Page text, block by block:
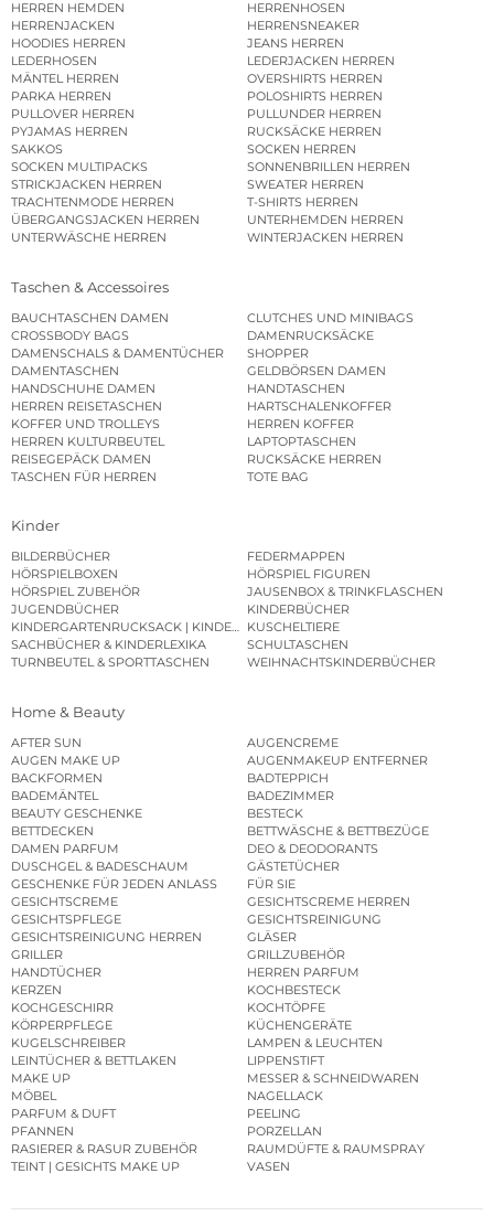
HERREN HEMDEN
HERRENHOSEN
HERRENJACKEN
HERRENSNEAKER
HOODIES HERREN
JEANS HERREN
LEDERHOSEN
LEDERJACKEN HERREN
MÄNTEL HERREN
OVERSHIRTS HERREN
PARKA HERREN
POLOSHIRTS HERREN
PULLOVER HERREN
PULLUNDER HERREN
PYJAMAS HERREN
RUCKSÄCKE HERREN
SAKKOS
SOCKEN HERREN
SOCKEN MULTIPACKS
SONNENBRILLEN HERREN
STRICKJACKEN HERREN
SWEATER HERREN
TRACHTENMODE HERREN
T-SHIRTS HERREN
ÜBERGANGSJACKEN HERREN
UNTERHEMDEN HERREN
UNTERWÄSCHE HERREN
WINTERJACKEN HERREN
Taschen & Accessoires
BAUCHTASCHEN DAMEN
CLUTCHES UND MINIBAGS
CROSSBODY BAGS
DAMENRUCKSÄCKE
DAMENSCHALS & DAMENTÜCHER
SHOPPER
DAMENTASCHEN
GELDBÖRSEN DAMEN
HANDSCHUHE DAMEN
HANDTASCHEN
HERREN REISETASCHEN
HARTSCHALENKOFFER
KOFFER UND TROLLEYS
HERREN KOFFER
HERREN KULTURBEUTEL
LAPTOPTASCHEN
REISEGEPÄCK DAMEN
RUCKSÄCKE HERREN
TASCHEN FÜR HERREN
TOTE BAG
Kinder
BILDERBÜCHER
FEDERMAPPEN
HÖRSPIELBOXEN
HÖRSPIEL FIGUREN
HÖRSPIEL ZUBEHÖR
JAUSENBOX & TRINKFLASCHEN
JUGENDBÜCHER
KINDERBÜCHER
KINDERGARTENRUCKSACK | KINDERGARTENBEUTEL
KUSCHELTIERE
SACHBÜCHER & KINDERLEXIKA
SCHULTASCHEN
TURNBEUTEL & SPORTTASCHEN
WEIHNACHTSKINDERBÜCHER
Home & Beauty
AFTER SUN
AUGENCREME
AUGEN MAKE UP
AUGENMAKEUP ENTFERNER
BACKFORMEN
BADTEPPICH
BADEMÄNTEL
BADEZIMMER
BEAUTY GESCHENKE
BESTECK
BETTDECKEN
BETTWÄSCHE & BETTBEZÜGE
DAMEN PARFUM
DEO & DEODORANTS
DUSCHGEL & BADESCHAUM
GÄSTETÜCHER
GESCHENKE FÜR JEDEN ANLASS
FÜR SIE
GESICHTSCREME
GESICHTSCREME HERREN
GESICHTSPFLEGE
GESICHTSREINIGUNG
GESICHTSREINIGUNG HERREN
GLÄSER
GRILLER
GRILLZUBEHÖR
HANDTÜCHER
HERREN PARFUM
KERZEN
KOCHBESTECK
KOCHGESCHIRR
KOCHTÖPFE
KÖRPERPFLEGE
KÜCHENGERÄTE
KUGELSCHREIBER
LAMPEN & LEUCHTEN
LEINTÜCHER & BETTLAKEN
LIPPENSTIFT
MAKE UP
MESSER & SCHNEIDWAREN
MÖBEL
NAGELLACK
PARFUM & DUFT
PEELING
PFANNEN
PORZELLAN
RASIERER & RASUR ZUBEHÖR
RAUMDÜFTE & RAUMSPRAY
TEINT | GESICHTS MAKE UP
VASEN